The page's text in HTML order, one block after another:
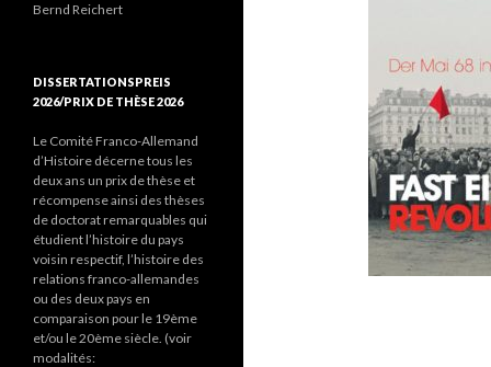
Bernd Reichert
DISSERTATIONSPREIS
2026/PRIX DE THÈSE 2026
Le Comité Franco-Allemand
d’Histoire décerne tous les
deux ans un prix de thèse et
récompense ainsi des thèses
de doctorat remarquables qui
étudient l’histoire du pays
voisin respectif, l’histoire des
relations franco-allemandes
ou des deux pays en
comparaison pour le 19ème
et/ou le 20ème siècle. (voir
modalités: